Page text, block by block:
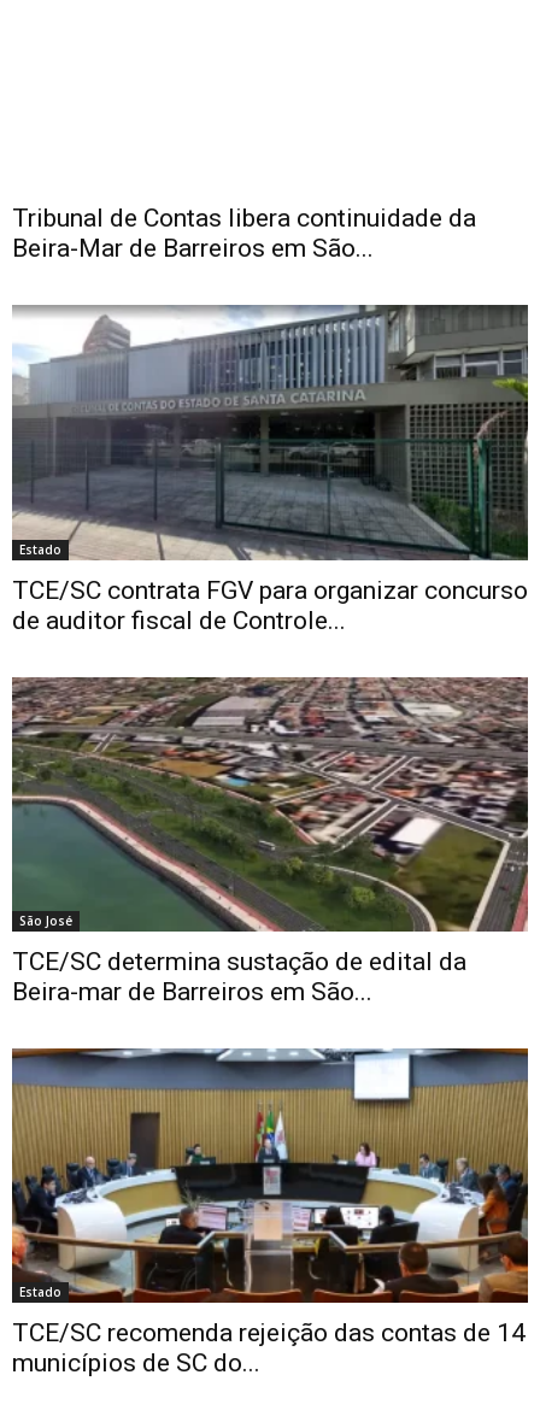
Tribunal de Contas libera continuidade da
Beira-Mar de Barreiros em São...
Estado
TCE/SC contrata FGV para organizar concurso
de auditor fiscal de Controle...
São José
TCE/SC determina sustação de edital da
Beira-mar de Barreiros em São...
Estado
TCE/SC recomenda rejeição das contas de 14
municípios de SC do...